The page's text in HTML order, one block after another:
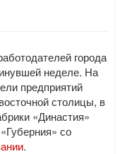
города
неделе. На
предприятий
столицы, в
«Династия»
со
.